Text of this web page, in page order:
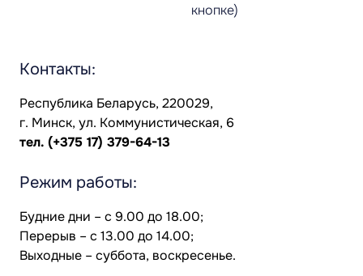
кнопке)
Контакты:
Республика Беларусь, 220029,
г. Минск, ул. Коммунистическая, 6
тел. (+375 17) 379-64-13
Режим работы:
Будние дни – с 9.00 до 18.00;
Перерыв – с 13.00 до 14.00;
Выходные – суббота, воскресенье.